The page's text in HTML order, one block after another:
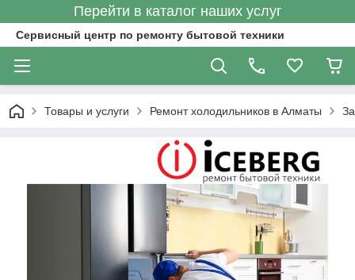
Перейти в каталог наших услуг
Сервисный центр по ремонту бытовой техники
Товары и услуги Ремонт холодильников в Алматы